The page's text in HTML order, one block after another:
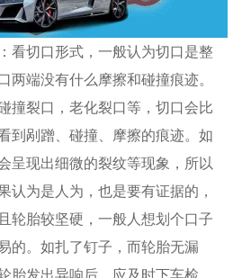
看切口形式，一般认为切口是整
两端没有什么摩擦和碰撞痕迹。
撞裂口，老化裂口等，切口会比
到剐蹭、碰撞、摩擦的痕迹。如
呈现出细微的裂纹等现象，所以
认为是人为，也是要有证据的，
轮胎较坚硬，一般人想划个口子
的。如扎了钉子，而轮胎无漏
胎发出异响后，应及时下车检